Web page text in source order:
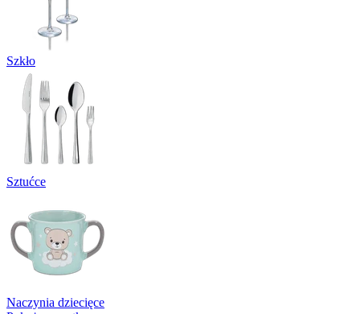
Szkło
Sztućce
Naczynia dziecięce